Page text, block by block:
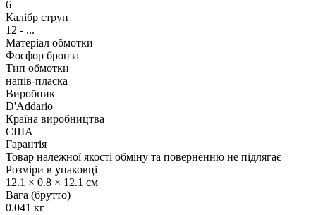
6
Калібр струн
12 - ...
Матеріал обмотки
Фосфор бронза
Тип обмотки
напів-пласка
Виробник
D'Addario
Країна виробництва
США
Гарантія
Товар належної якості обміну та поверненню не підлягає
Розміри в упаковці
12.1 × 0.8 × 12.1 см
Вага (брутто)
0.041 кг